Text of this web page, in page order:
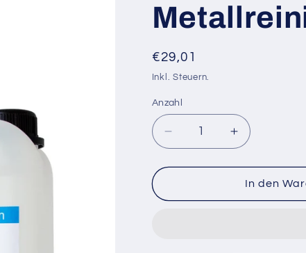
Normaler
Preis
€29,01
Inkl. Steuern.
Anzahl
Verringere
die
Menge
Metallreiniger
Erhöhe
die
Menge
fürIn den